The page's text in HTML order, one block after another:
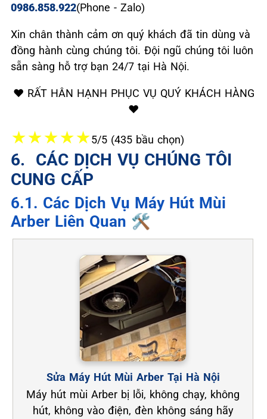
0986.858.922(Phone - Zalo)
Xin chân thành cảm ơn quý khách đã tin dùng và
đồng hành cùng chúng tôi. Đội ngũ chúng tôi luôn
sẵn sàng hỗ trợ bạn 24/7 tại Hà Nội.
❤️ RẤT HÂN HẠNH PHỤC VỤ QUÝ KHÁCH HÀNG
❤️
★★★★★5/5 (435 bầu chọn)
6. ️ CÁC DỊCH VỤ CHÚNG TÔI
CUNG CẤP
6.1. Các Dịch Vụ Máy Hút Mùi
Arber Liên Quan 🛠️
Sửa Máy Hút Mùi Arber Tại Hà Nội
Máy hút mùi Arber bị lỗi, không chạy, không
hút, không vào điện, đèn không sáng hãy